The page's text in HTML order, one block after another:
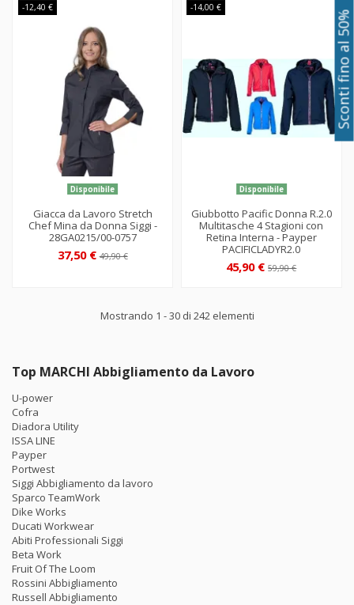
-12,40 €
Disponibile
Giacca da Lavoro Stretch
Chef Mina da Donna Siggi -
28GA0215/00-0757
37,50 €49,90 €
-14,00 €
Disponibile
Giubbotto Pacific Donna R.2.0
Multitasche 4 Stagioni con
Retina Interna - Payper
PACIFICLADYR2.0
45,90 €59,90 €
Mostrando 1 - 30 di 242 elementi
Top MARCHI Abbigliamento da Lavoro
U-power
Cofra
Diadora Utility
ISSA LINE
Payper
Portwest
Siggi Abbigliamento da lavoro
Sparco TeamWork
Dike Works
Ducati Workwear
Abiti Professionali Siggi
Beta Work
Fruit Of The Loom
Rossini Abbigliamento
Russell Abbigliamento
Sconti fino al 50%